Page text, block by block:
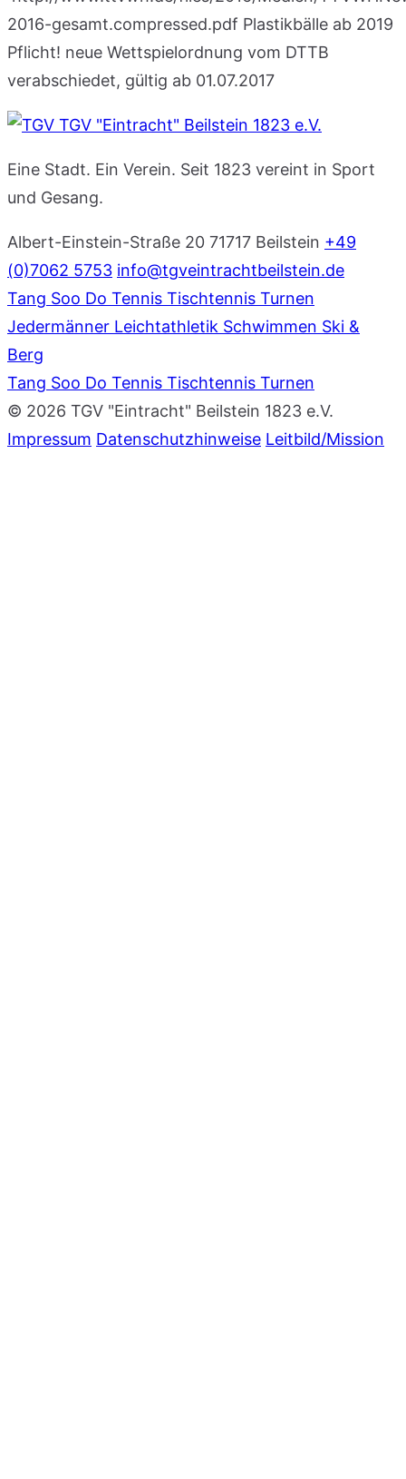
2016-gesamt.compressed.pdf Plastikbälle ab 2019
Pflicht! neue Wettspielordnung vom DTTB
verabschiedet, gültig ab 01.07.2017
TGV "Eintracht" Beilstein 1823 e.V.
Eine Stadt. Ein Verein. Seit 1823 vereint in Sport
und Gesang.
Albert-Einstein-Straße 20 71717 Beilstein +49
(0)7062 5753 info@tgveintrachtbeilstein.de
Tang Soo Do Tennis Tischtennis Turnen
Jedermänner Leichtathletik Schwimmen Ski &
Berg
Tang Soo Do Tennis Tischtennis Turnen
© 2026 TGV "Eintracht" Beilstein 1823 e.V.
Impressum Datenschutzhinweise Leitbild/Mission